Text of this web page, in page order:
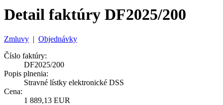
Detail faktúry DF2025/200
Zmluvy | Objednávky
Číslo faktúry:
DF2025/200
Popis plnenia:
Stravné lístky elektronické DSS
Cena:
1 889,13 EUR